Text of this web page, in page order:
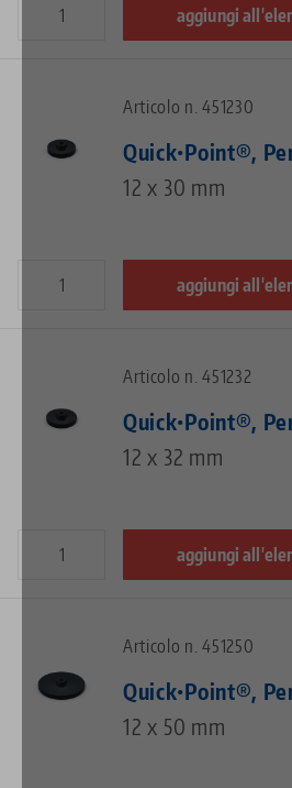
aggiungi
Articolo n. 451230
Quick•Point®,
12 x 30 mm
aggiungi
Articolo n. 451232
Quick•Point®,
12 x 32 mm
aggiungi
Articolo n. 451250
Quick•Point®,
12 x 50 mm